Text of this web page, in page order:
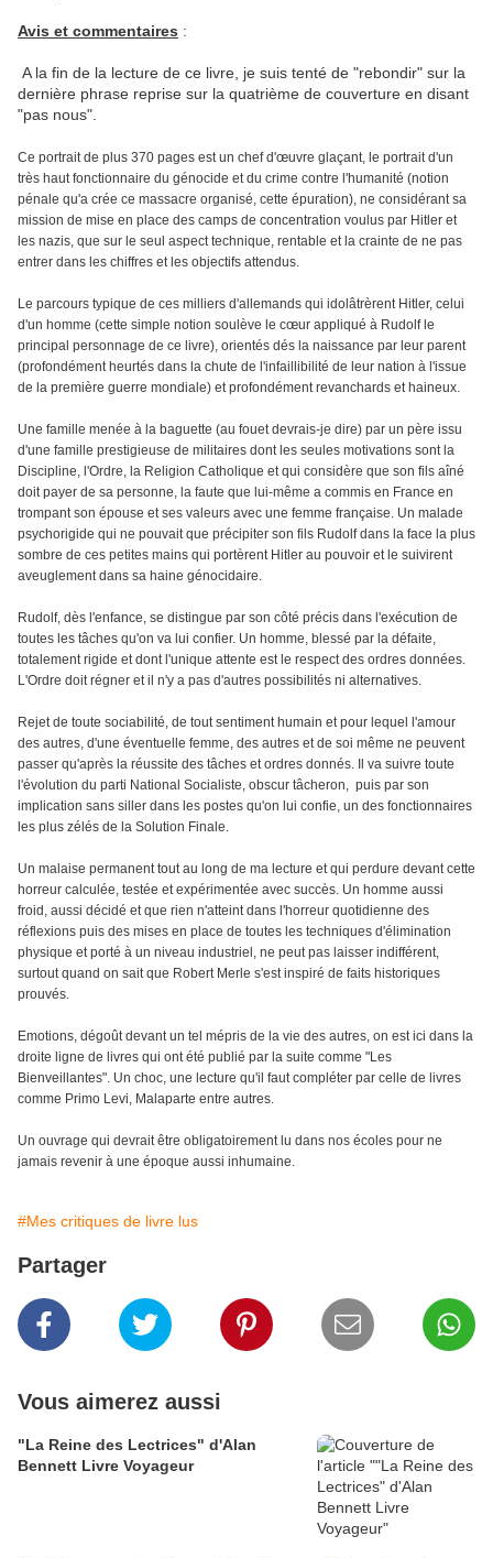
Avis et commentaires :
A la fin de la lecture de ce livre, je suis tenté de "rebondir" sur la
dernière phrase reprise sur la quatrième de couverture en disant
"pas nous".
Ce portrait de plus 370 pages est un chef d'œuvre glaçant, le portrait d'un
très haut fonctionnaire du génocide et du crime contre l'humanité (notion
pénale qu'a crée ce massacre organisé, cette épuration), ne considérant sa
mission de mise en place des camps de concentration voulus par Hitler et
les nazis, que sur le seul aspect technique, rentable et la crainte de ne pas
entrer dans les chiffres et les objectifs attendus.
Le parcours typique de ces milliers d'allemands qui idolâtrèrent Hitler, celui
d'un homme (cette simple notion soulève le cœur appliqué à Rudolf le
principal personnage de ce livre), orientés dés la naissance par leur parent
(profondément heurtés dans la chute de l'infaillibilité de leur nation à l'issue
de la première guerre mondiale) et profondément revanchards et haineux.
Une famille menée à la baguette (au fouet devrais-je dire) par un père issu
d'une famille prestigieuse de militaires dont les seules motivations sont la
Discipline, l'Ordre, la Religion Catholique et qui considère que son fils aîné
doit payer de sa personne, la faute que lui-même a commis en France en
trompant son épouse et ses valeurs avec une femme française. Un malade
psychorigide qui ne pouvait que précipiter son fils Rudolf dans la face la plus
sombre de ces petites mains qui portèrent Hitler au pouvoir et le suivirent
aveuglement dans sa haine génocidaire.
Rudolf, dès l'enfance, se distingue par son côté précis dans l'exécution de
toutes les tâches qu'on va lui confier. Un homme, blessé par la défaite,
totalement rigide et dont l'unique attente est le respect des ordres données.
L'Ordre doit régner et il n'y a pas d'autres possibilités ni alternatives.
Rejet de toute sociabilité, de tout sentiment humain et pour lequel l'amour
des autres, d'une éventuelle femme, des autres et de soi même ne peuvent
passer qu'après la réussite des tâches et ordres donnés. Il va suivre toute
l'évolution du parti National Socialiste, obscur tâcheron, puis par son
implication sans siller dans les postes qu'on lui confie, un des fonctionnaires
les plus zélés de la Solution Finale.
Un malaise permanent tout au long de ma lecture et qui perdure devant cette
horreur calculée, testée et expérimentée avec succès. Un homme aussi
froid, aussi décidé et que rien n'atteint dans l'horreur quotidienne des
réflexions puis des mises en place de toutes les techniques d'élimination
physique et porté à un niveau industriel, ne peut pas laisser indifférent,
surtout quand on sait que Robert Merle s'est inspiré de faits historiques
prouvés.
Emotions, dégoût devant un tel mépris de la vie des autres, on est ici dans la
droite ligne de livres qui ont été publié par la suite comme "Les
Bienveillantes". Un choc, une lecture qu'il faut compléter par celle de livres
comme Primo Levi, Malaparte entre autres.
Un ouvrage qui devrait être obligatoirement lu dans nos écoles pour ne
jamais revenir à une époque aussi inhumaine.
#Mes critiques de livre lus
Partager
Vous aimerez aussi
"La Reine des Lectrices" d'Alan
Bennett Livre Voyageur